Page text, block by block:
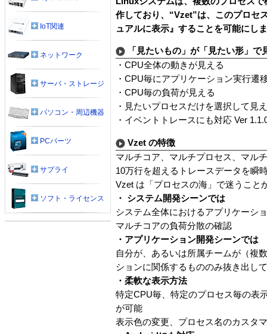
作しており、“Vzet”は、このプロセ
ュアルに表示』することを可能にし
「見たいもの」が「見たい形」で
・CPU全体の動きが見える
・CPU毎にアプリケーション実行遷
・CPU毎の負荷が見える
・見たいプロセスだけを選択して見
・イベントトレースにも対応 Ver
Vzet の特徴
マルチコア、マルチプロセス、マル
10万行を超えるトレースデータを瞬
Vzet は「プロセスの海」で迷うこと
・ システム開発シーンでは
システム全体におけるアプリケーシ
マルチコアの負荷分散の確認
・アプリケーション開発シーンでは
自分が、あるいは所属チームが（複
ションに関係するもののみ抜き出し
・柔軟な表示方法
特定CPU毎、特定のプロセス毎の表
が可能
表示色の変更、プロセス名のカスタ
IoT関連
ネットワーク
サーバ・ストレージ
パソコン・周辺機器
PCパーツ
サプライ
ソフト・ライセンス